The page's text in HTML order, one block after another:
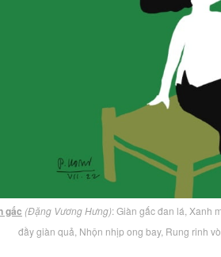
gấc (Đặng Vương Hưng): Giàn gấc đan lá, Xanh
đầy giàn quả, Nhộn nhịp ong bay, Rung rinh